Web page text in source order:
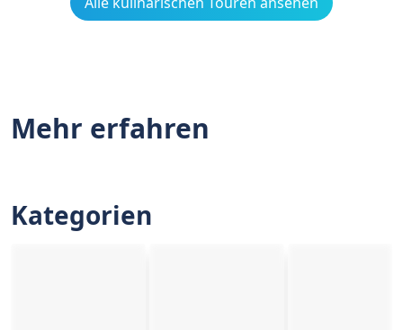
Mehr erfahren
Kategorien